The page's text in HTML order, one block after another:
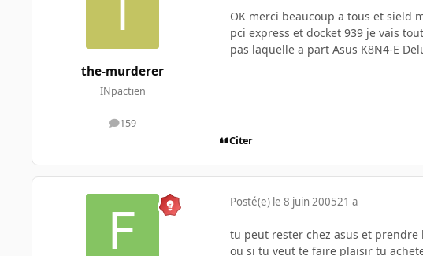
the-murderer
INpactien
159
messages
OK merci beaucoup a tous et sield
pci express et docket 939 je vais
pas laquelle a part Asus K8N4-E
Citer
Posté(e) le 8 juin 200521 a
tu peut rester chez asus et prendre
ou si tu veut te faire plaisir tu